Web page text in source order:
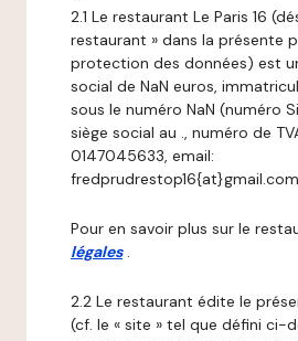
2.1 Le restaurant Le Paris 16
restaurant » dans la présente
protection des données) est
social de NaN euros,
sous le numéro NaN (numéro
siège social au ., numéro de
0147045633, email:
Pour en savoir plus sur le
légales .
2.2 Le restaurant édite le
(cf. le « site » tel que défini ci-